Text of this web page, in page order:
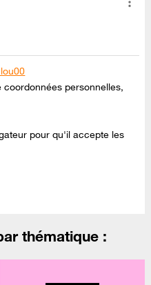
personnelles,
pour qu'il accepte les
thématique :